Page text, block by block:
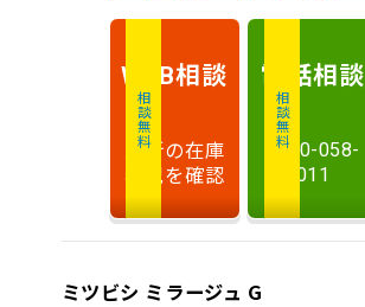
相談無料
WEB相談
最新の在庫
状況を確認
相談無料
電話相談
0120-058-
011
ミツビシ ミラージュ G